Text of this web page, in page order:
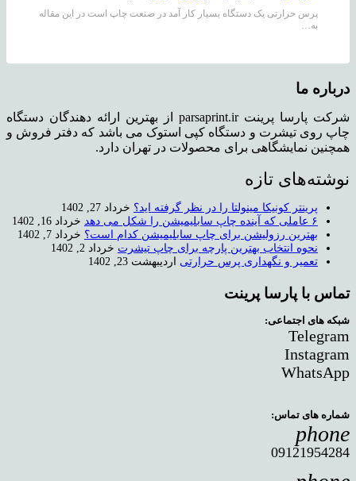
پرس حرارتی یک دستگاه بسیار کار آمد در صنعت چاپ است در این مقاله
به…
درباره ما
شرکت پارسا پرینت parsaprint.ir از بهترین ارائه دهندگان دستگاه
چاپ روی تیشرت و دستگاه کپی استوک می باشد که دفتر فروش و
همچنین نمایشگاهی برای محصولات در تهران دارد.
نوشته‌های تازه
پرینتر کونیکا مینولتا را در نظر گرفته اید؟ خرداد 27, 1402
۶ عاملی که آینده چاپ سابلیمیشن را شکل می دهد
خرداد 16, 1402
بهترین رزولیشن برای چاپ سابلیمیشن کدام است؟ خرداد 7, 1402
نحوه انتخاب بهترین پارچه برای چاپ تیشرت خرداد 2, 1402
تعمیر و نگهداری پرس حرارتی
اردیبهشت 23, 1402
تماس با پارسا پرینت
شبکه های اجتماعی:
Telegram
Instagram
WhatsApp
شماره های تماس:
phone
09121954284